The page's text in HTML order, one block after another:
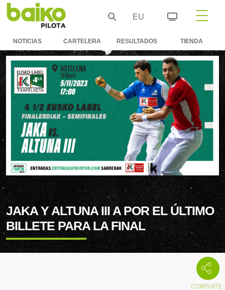
EU
NOTICIAS CARTELERA RESULTADOS TIENDA
JAKA Y ALTUNA III A POR EL ÚLTIMO
BILLETE PARA LA FINAL